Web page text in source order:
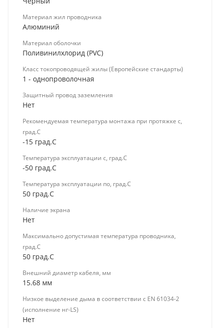
Материал жил проводника
Алюминий
Материал оболочки
Поливинилхлорид (PVC)
Класс токопроводящей жилы (Европейские стандарты)
1 - однопроволочная
Защитный провод заземления
Нет
Рекомендуемая температура монтажа при протяжке с,
град.C
-15 град.C
Температура эксплуатации с, град.C
-50 град.C
Температура эксплуатации по, град.C
50 град.C
Наличие экрана
Нет
Максимально допустимая температура проводника,
град.C
50 град.C
Внешний диаметр кабеля, мм
15.68 мм
Низкое выделение дыма в соответствии с EN 61034-2
(исполнение нг-LS)
Нет